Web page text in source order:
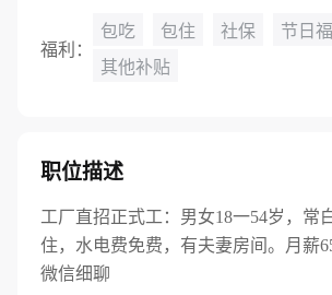
福利：
包吃 包住 社保
节日
其他补贴
职位描述
工厂直招正式工：男女18一54岁，常
住，水电费免费，有夫妻房间。月薪
微信细聊